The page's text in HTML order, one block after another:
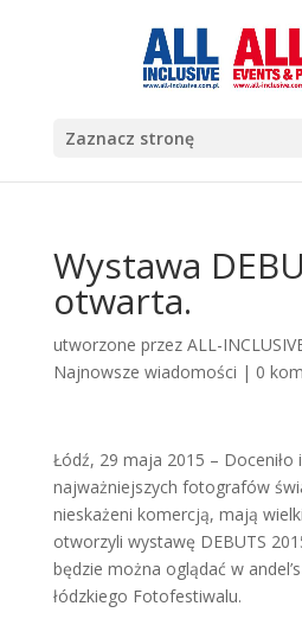
Zaznacz stronę
Wystawa
otwarta.
utworzone przez ALL-
Najnowsze wiadomości | 0
Łódź, 29 maja 2015 – Doceniło
najważniejszych fotografów
nieskażeni komercją, mają
otworzyli wystawę DEBUTS
będzie można oglądać w
łódzkiego Fotofestiwalu.